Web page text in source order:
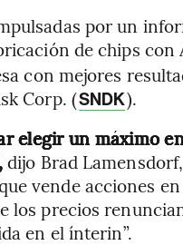
por un
de chips con
con mejores
Corp. (SNDK).
elegir un máximo
dijo Brad
vende acciones
los precios
en el ínterin”.